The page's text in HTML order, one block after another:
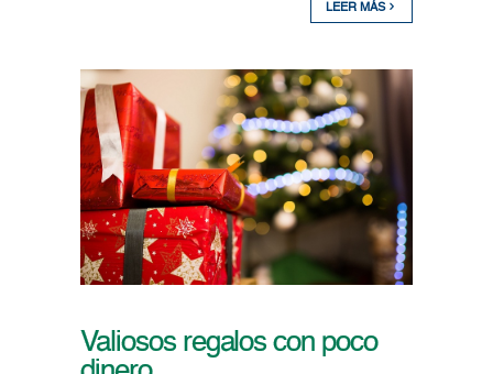
LEER MÁS
Valiosos regalos con poco